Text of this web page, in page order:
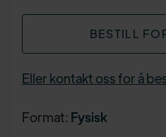
BESTILL
Eller kontakt oss for å
Format: Fysisk